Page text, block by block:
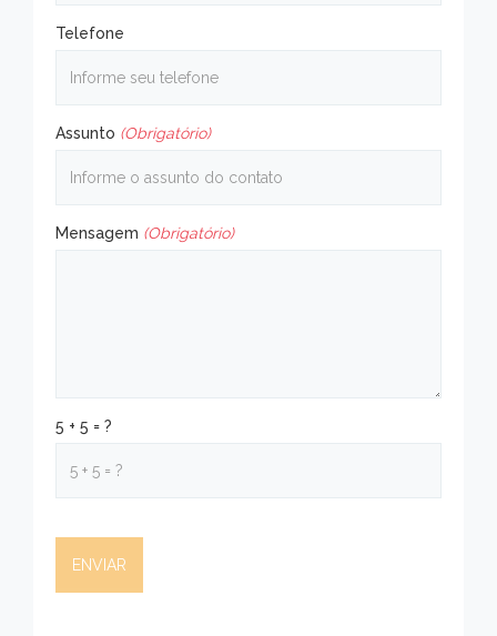
Telefone
Assunto (Obrigatório)
Mensagem (Obrigatório)
5 + 5 = ?